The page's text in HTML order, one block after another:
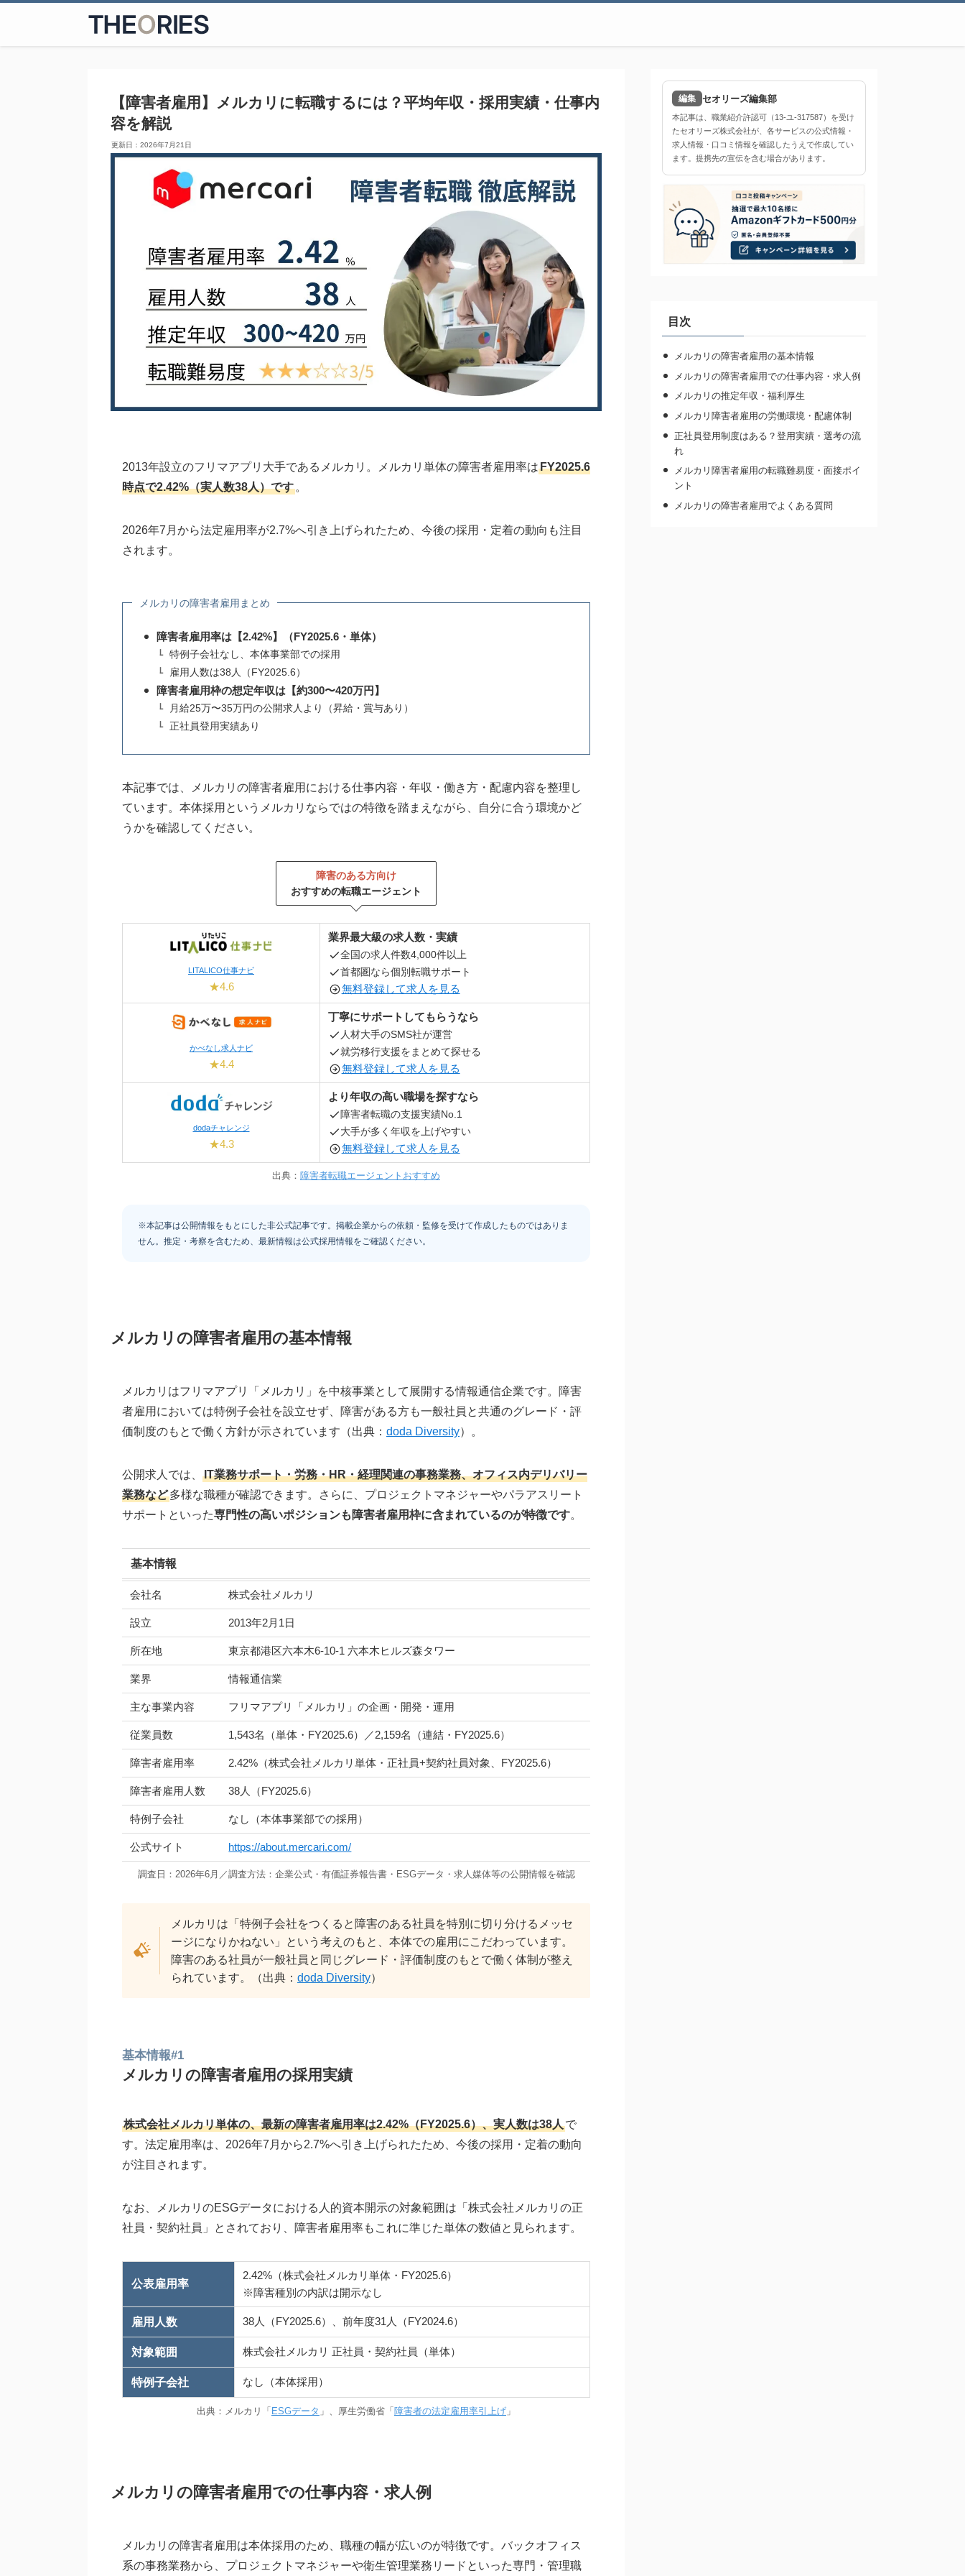
【障害者雇用】メルカリに転職するには？平均年収・採用実績・仕事内
容を解説
2026年7月21日
2013年設立のフリマアプリ大手であるメルカリ。メルカリ単体の障害者雇用率はFY2025.6
時点で2.42%（実人数38人）です 。
2026年7月から法定雇用率が2.7%へ引き上げられたため、今後の採用・定着の動向も注目
されます。
メルカリの障害者雇用まとめ
障害者雇用率は【2.42%】（FY2025.6・単体）
特例子会社なし、本体事業部での採用
雇用人数は38人（FY2025.6）
障害者雇用枠の想定年収は【約300〜420万円】
月給25万〜35万円の公開求人より（昇給・賞与あり）
正社員登用実績あり
本記事では、メルカリの障害者雇用における仕事内容・年収・働き方・配慮内容を整理し
ています。本体採用というメルカリならではの特徴を踏まえながら、自分に合う環境かど
うかを確認してください。
障害のある方向け
おすすめの転職エージェント
LITALICO仕事ナビ
★4.6
業界最大級の求人数・実績
全国の求人件数4,000件以上
首都圏なら個別転職サポート
無料登録して求人を見る
かべなし求人ナビ
★4.4
丁寧にサポートしてもらうなら
人材大手のSMS社が運営
就労移行支援をまとめて探せる
無料登録して求人を見る
dodaチャレンジ
★4.3
より年収の高い職場を探すなら
障害者転職の支援実績No.1
大手が多く年収を上げやすい
無料登録して求人を見る
出典： 障害者転職エージェントおすすめ
※本記事は公開情報をもとにした非公式記事です。掲載企業からの依頼・監修を受けて作成したものではありま
せん。推定・考察を含むため、最新情報は公式採用情報をご確認ください。
メルカリの障害者雇用の基本情報
メルカリはフリマアプリ「メルカリ」を中核事業として展開する情報通信企業です。障害
者雇用においては特例子会社を設立せず、障害がある方も一般社員と共通のグレード・評
価制度のもとで働く方針が示されています（出典： doda Diversity）。
公開求人では、
IT業務サポート・労務・HR・経理関連の事務業務、オフィス内デリバリー
業務など多様な職種が確認できます。さらに、プロジェクトマネジャーやパラアスリート
サポートといった専門性の高いポジションも障害者雇用枠に含まれているのが特徴です。
基本情報
会社名 株式会社メルカリ
設立 2013年2月1日
所在地 東京都港区六本木6-10-1 六本木ヒルズ森タワー
業界 情報通信業
主な事業内容 フリマアプリ「メルカリ」の企画・開発・運用
従業員数 1,543名（単体・FY2025.6）／2,159名（連結・FY2025.6）
障害者雇用率 2.42%（株式会社メルカリ単体・正社員+契約社員対象、FY2025.6）
障害者雇用人数 38人（FY2025.6）
特例子会社 なし（本体事業部での採用）
公式サイト https://about.mercari.com/
調査日：2026年6月／調査方法：企業公式・有価証券報告書・ESGデータ・求人媒体等の公開情報を確認
メルカリは「特例子会社をつくると障害のある社員を特別に切り分けるメッセ
ージになりかねない」という考えのもと、本体での雇用にこだわっています。
障害のある社員が一般社員と同じグレード・評価制度のもとで働く体制が整え
られています。（出典： doda Diversity）
基本情報#1
メルカリの障害者雇用の採用実績
株式会社メルカリ単体の、最新の障害者雇用率は2.42%（FY2025.6）、実人数は38人で
す。法定雇用率は、2026年7月から2.7%へ引き上げられたため、今後の採用・定着の動向
が注目されます。
なお、メルカリのESGデータにおける人的資本開示の対象範囲は「株式会社メルカリの正
社員・契約社員」とされており、障害者雇用率もこれに準じた単体の数値と見られます。
公表雇用率
2.42%（株式会社メルカリ単体・FY2025.6）
※障害種別の内訳は開示なし
雇用人数 38人（FY2025.6）、前年度31人（FY2024.6）
対象範囲 株式会社メルカリ 正社員・契約社員（単体）
特例子会社 なし（本体採用）
出典：メルカリ「 ESGデータ 」、厚生労働省「 障害者の法定雇用率引上げ 」
メルカリの障害者雇用での仕事内容・求人例
メルカリの障害者雇用は本体採用のため、職種の幅が広いのが特徴です。バックオフィス
系の事務業務から、プロジェクトマネジャーや衛生管理業務リードといった専門・管理職
編集 セオリーズ編集部
本記事は、職業紹介許認可（13-ユ-317587）を受け
たセオリーズ株式会社が、各サービスの公式情報・
求人情報・口コミ情報を確認したうえで作成してい
ます。提携先の宣伝を含む場合があります。
目次
メルカリの障害者雇用の基本情報
メルカリの障害者雇用での仕事内容・求人例
メルカリの推定年収・福利厚生
メルカリ障害者雇用の労働環境・配慮体制
正社員登用制度はある？登用実績・選考の流
れ
メルカリ障害者雇用の転職難易度・面接ポイ
ント
メルカリの障害者雇用でよくある質問